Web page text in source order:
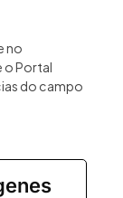
no
o Portal
do campo